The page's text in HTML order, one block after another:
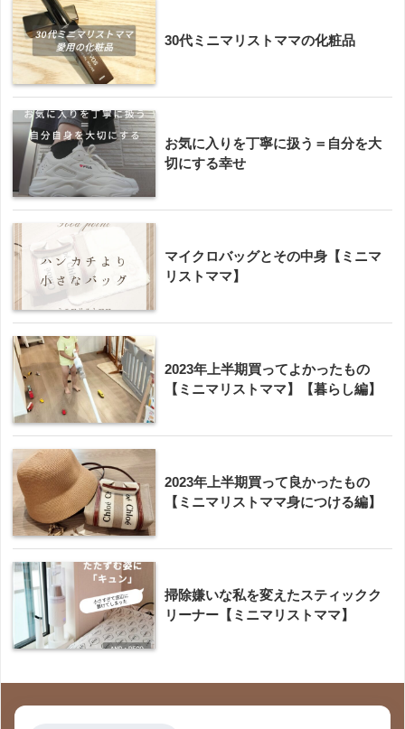
30代ミニマリストママの化粧品
お気に入りを丁寧に扱う＝自分を大
切にする幸せ
マイクロバッグとその中身【ミニマ
リストママ】
2023年上半期買ってよかったもの
【ミニマリストママ】【暮らし編】
2023年上半期買って良かったもの
【ミニマリストママ身につける編】
掃除嫌いな私を変えたスティックク
リーナー【ミニマリストママ】